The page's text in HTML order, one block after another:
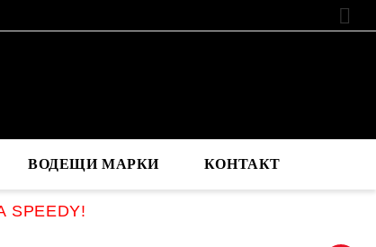
ВОДЕЩИ МАРКИ КОНТАКТ